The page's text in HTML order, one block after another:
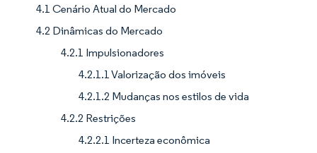
4.1 Cenário Atual do Mercado
4.2 Dinâmicas do Mercado
4.2.1 Impulsionadores
4.2.1.1 Valorização dos imóveis
4.2.1.2 Mudanças nos estilos de vida
4.2.2 Restrições
4.2.2.1 Incerteza econômica